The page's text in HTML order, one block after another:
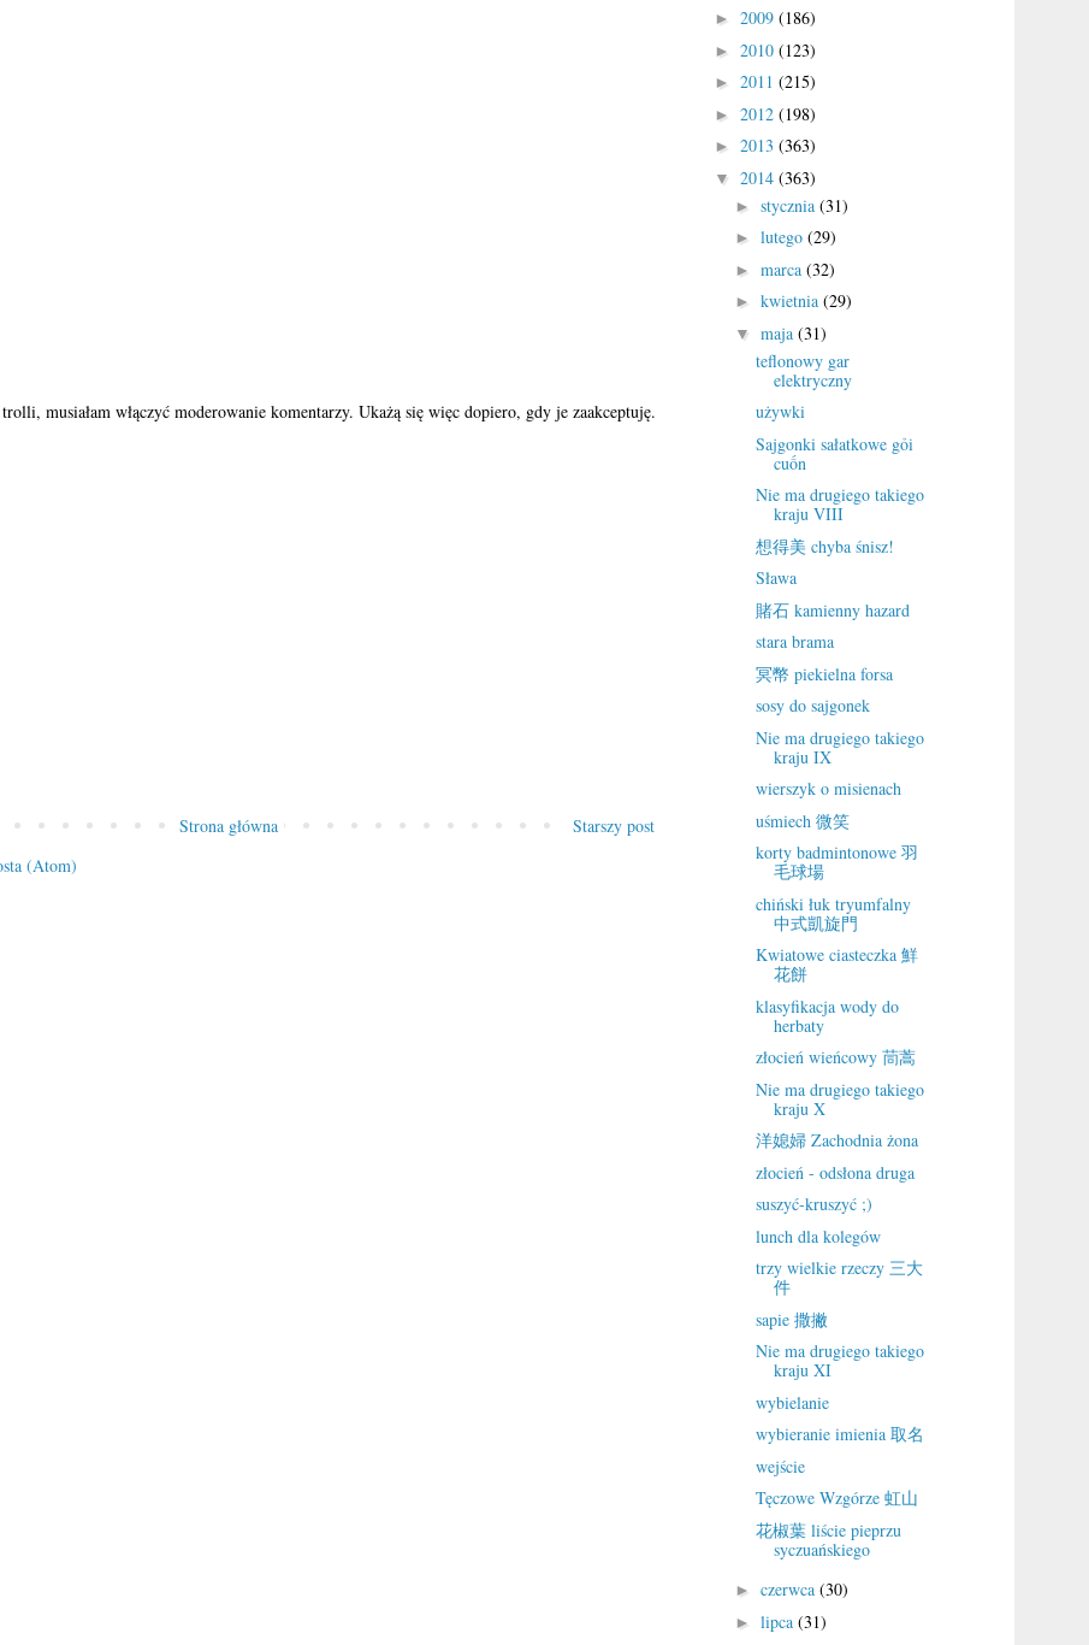
musiałam włączyć moderowanie komentarzy. Ukażą się więc dopiero, gdy je zaakceptuję.
Starszy post
Strona główna
(Atom)
► 2009 (186)
► 2010 (123)
► 2011 (215)
► 2012 (198)
► 2013 (363)
▼ 2014 (363)
► stycznia (31)
► lutego (29)
► marca (32)
► kwietnia (29)
▼ maja (31)
teflonowy gar
elektryczny
używki
Sajgonki sałatkowe gỏi
cuốn
Nie ma drugiego takiego
kraju VIII
想得美 chyba śnisz!
Sława
賭石 kamienny hazard
stara brama
冥幣 piekielna forsa
sosy do sajgonek
Nie ma drugiego takiego
kraju IX
wierszyk o misienach
uśmiech 微笑
korty badmintonowe 羽
毛球場
chiński łuk tryumfalny
中式凱旋門
Kwiatowe ciasteczka 鮮
花餅
klasyfikacja wody do
herbaty
złocień wieńcowy 茼蒿
Nie ma drugiego takiego
kraju X
洋媳婦 Zachodnia żona
złocień - odsłona druga
suszyć-kruszyć ;)
lunch dla kolegów
trzy wielkie rzeczy 三大
件
sapie 撒撇
Nie ma drugiego takiego
kraju XI
wybielanie
wybieranie imienia 取名
wejście
Tęczowe Wzgórze 虹山
花椒葉 liście pieprzu
syczuańskiego
► czerwca (30)
► lipca (31)